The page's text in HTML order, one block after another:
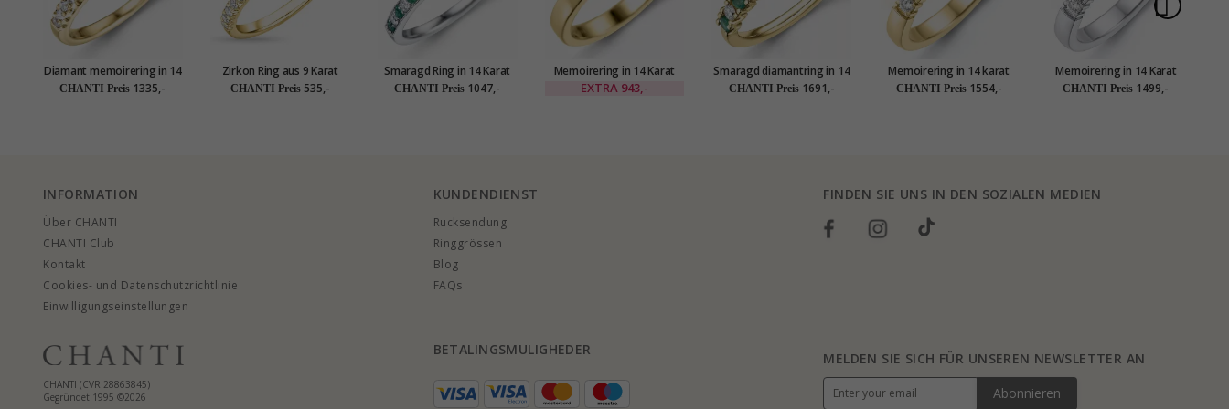
Diamant memoirering in 14
karat gold 0,25 ct
CHANTI Preis 1335,-
Zirkon Ring aus 9 Karat
Gold
CHANTI Preis 535,-
Smaragd Ring in 14 Karat
Weißgold 0,08 ct 0,10 ct
CHANTI Preis 1047,-
Memoirering in 14 Karat
Gold 3 x 0,05 ct
EXTRA 943,-
Smaragd diamantring in 14
karat gold 0,40 ct 0,24 ct
CHANTI Preis 1691,-
Memoirering in 14 karat
gold 5 x 0,05 ct
CHANTI Preis 1554,-
Memoirering in 14 Karat
Weißgold 5 x 0,05 ct
CHANTI Preis 1499,-
INFORMATION
Über CHANTI
CHANTI Club
Kontakt
Cookies- und Datenschutzrichtlinie
Einwilligungseinstellungen
KUNDENDIENST
Rucksendung
Ringgrössen
Blog
FAQs
FINDEN SIE UNS IN DEN SOZIALEN MEDIEN
CHANTI (CVR 28863845)
Gegründet 1995 ©2026
BETALINGSMULIGHEDER
MELDEN SIE SICH FÜR UNSEREN NEWSLETTER AN
Abonnieren